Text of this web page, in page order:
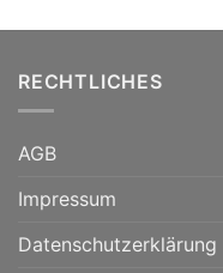
RECHTLICHES
AGB
Impressum
Datenschutzerklärung